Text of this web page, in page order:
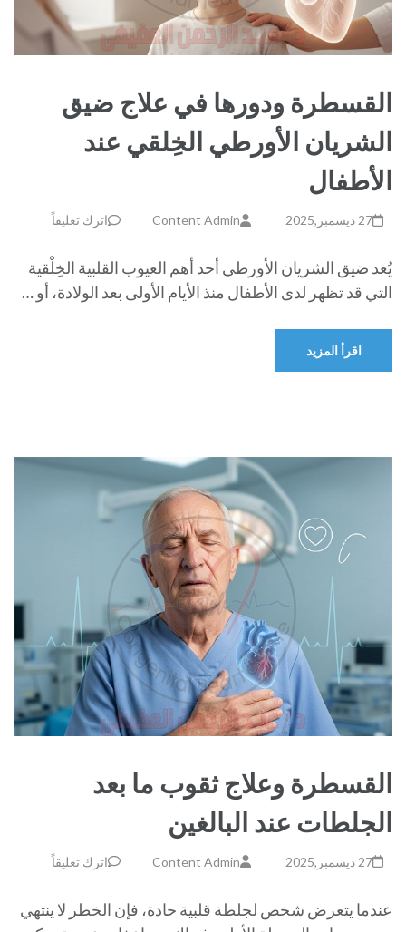
القسطرة ودورها في علاج ضيق
الشريان الأورطي الخِلقي عند
الأطفال
27 ديسمبر,2025 Content Admin اترك تعليقاً
يُعد ضيق الشريان الأورطي أحد أهم العيوب القلبية الخِلْقية
التي قد تظهر لدى الأطفال منذ الأيام الأولى بعد الولادة، أو …
اقرأ المزيد
القسطرة وعلاج ثقوب ما بعد
الجلطات عند البالغين
27 ديسمبر,2025 Content Admin اترك تعليقاً
عندما يتعرض شخص لجلطة قلبية حادة، فإن الخطر لا ينتهي